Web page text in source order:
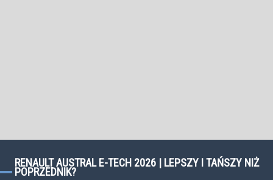
RENAULT AUSTRAL E-TECH 2026 | LEPSZY I TAŃSZY NIŻ
POPRZEDNIK?